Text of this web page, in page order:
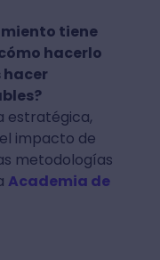
tiene
hacerlo
hacer
estratégica,
impacto de
metodologías
Academia de